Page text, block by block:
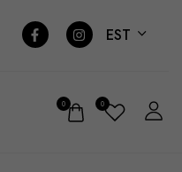
EST
0 0